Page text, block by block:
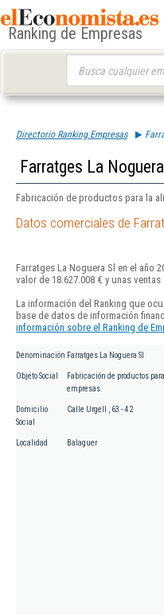
Ranking de Empresas
Directorio Ranking Empresas
Farratges La
Fabricación de productos para la
Datos comerciales de
Farratges La Noguera Sl en el año
valor de 18.627.008 € y unas ventas
La información del Ranking que
base de datos de información
información sobre el Ranking de
Denominación Farratges La Noguera Sl
Objeto Social
Fabricación de productos
empresas.
Domicilio
Social
Calle Urgell , 63 - 4 2
Localidad Balaguer